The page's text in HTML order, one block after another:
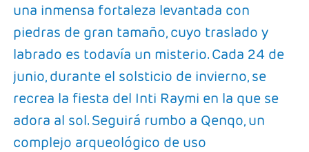
una inmensa fortaleza levantada con
piedras de gran tamaño, cuyo traslado y
labrado es todavía un misterio. Cada 24 de
junio, durante el solsticio de invierno, se
recrea la fiesta del Inti Raymi en la que se
adora al sol. Seguirá rumbo a Qenqo, un
complejo arqueológico de uso